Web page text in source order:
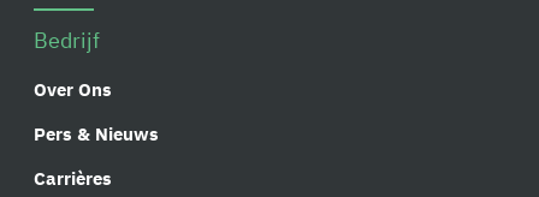
Bedrijf
Over Ons
Pers & Nieuws
Carrières